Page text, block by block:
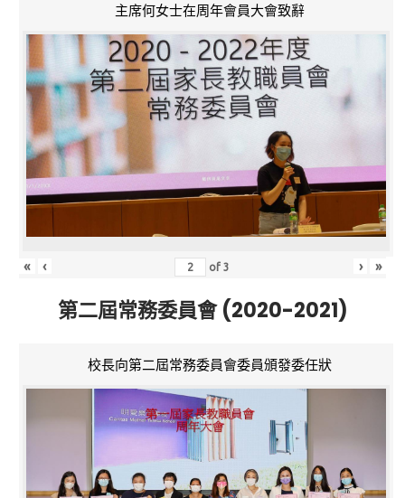
主席何女士在周年會員大會致辭
« ‹ of3 › »
第二屆常務委員會 (2020-2021)
校長向第二屆常務委員會委員頒發委任狀